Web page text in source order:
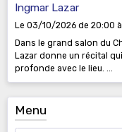
Ingmar Lazar
Le 03/10/2026 de 20:00
Dans le grand salon du
Lazar donne un récital
profonde avec le lieu. ...
Menu